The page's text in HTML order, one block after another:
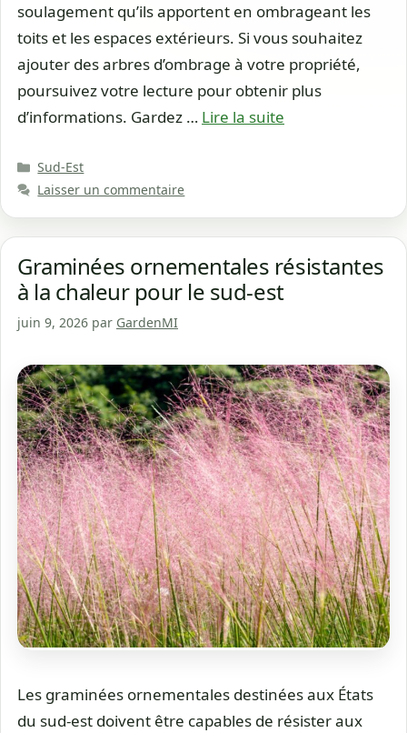
soulagement qu’ils apportent en ombrageant les
toits et les espaces extérieurs. Si vous souhaitez
ajouter des arbres d’ombrage à votre propriété,
poursuivez votre lecture pour obtenir plus
d’informations. Gardez … Lire la suite
Catégories
Sud-Est
Laisser un commentaire
Graminées ornementales résistantes
à la chaleur pour le sud-est
juin 9, 2026 par GardenMI
Les graminées ornementales destinées aux États
du sud-est doivent être capables de résister aux